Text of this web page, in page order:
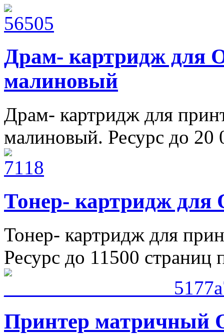
Драм- картридж для
малиновый
Драм- картридж для
малиновый. Ресурс до 20
Тонер- картридж
Тонер- картридж для
Ресурс до 11500 страниц
Принтер матричный